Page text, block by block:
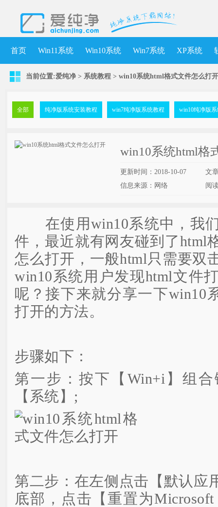
首页 Win11系统 Win10系统 Win7系统 XP系统
当前位置:爱纯净 > 系统教程 > win10系统html格式文件怎么打开
全部 纯净版系统安装教程 win7纯净版系统教程 win10纯净版
win10系统html格
更新时间：2018-10-07
文
信息来源：网络
阅
在使用win10系统中，我们
件，最近就有网友碰到了html
怎么打开，一般html只需要双
win10系统用户发现html文件
呢？接下来就分享一下win10
打开的方法。
步骤如下：
第一步：按下【Win+i】组
【系统】;
第二步：在左侧点击【默认应
底部，点击【重置为